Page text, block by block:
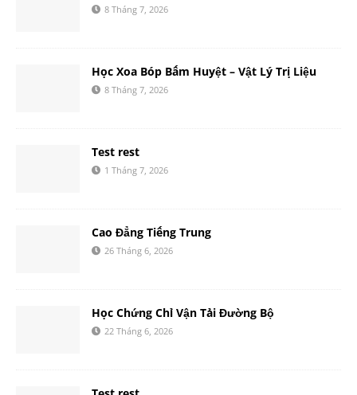
8 Tháng 7, 2026
Học Xoa Bóp Bấm Huyệt – Vật Lý Trị Liệu
8 Tháng 7, 2026
Test rest
1 Tháng 7, 2026
Cao Đẳng Tiếng Trung
26 Tháng 6, 2026
Học Chứng Chỉ Vận Tải Đường Bộ
22 Tháng 6, 2026